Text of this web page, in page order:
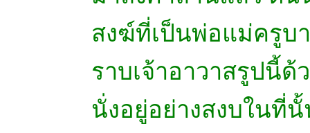
สงฆ์ที่เป็นพ่อแม่ครูบ
ราบเจ้าอาวาสรูปนี้
นั่งอยู่อย่างสงบในที่